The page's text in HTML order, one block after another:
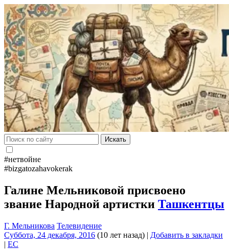
Искать
#нетвойне
#bizgatozahavokerak
Галине Мельниковой присвоено
звание Народной артистки Ташкентцы
Г. Мельникова Телевидение
Суббота, 24 декабря, 2016 (10 лет назад) | Добавить в закладки
| EC